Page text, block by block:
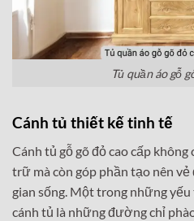
Tủ quần áo gỗ
Cánh tủ thiết kế tinh tế
Cánh tủ gỗ gõ đỏ cao cấp
trữ mà còn góp phần tạo nên
gian sống. Một trong những
cánh tủ là những đường chỉ